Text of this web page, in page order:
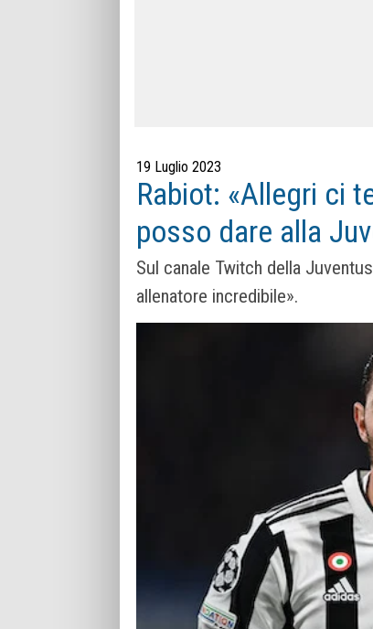
19 Luglio 2023
Rabiot: «Allegri ci
posso dare alla
Sul canale Twitch della
allenatore incredibile».